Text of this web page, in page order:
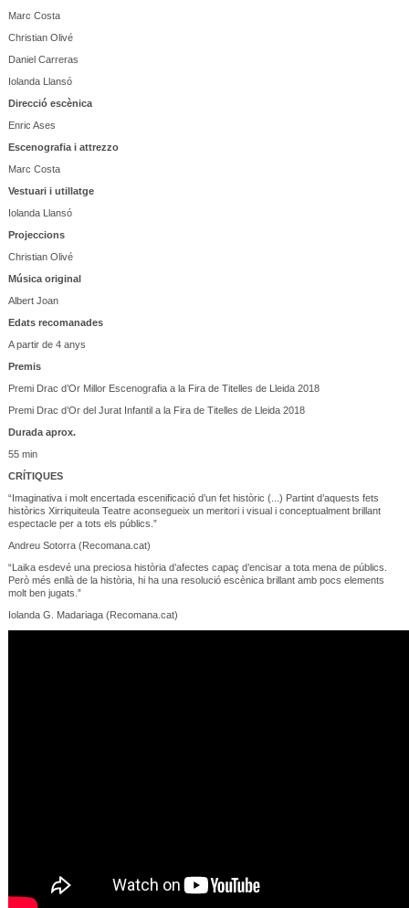
Marc Costa
Christian Olivé
Daniel Carreras
Iolanda Llansó
Direcció escènica
Enric Ases
Escenografia i attrezzo
Marc Costa
Vestuari i utillatge
Iolanda Llansó
Projeccions
Christian Olivé
Música original
Albert Joan
Edats recomanades
A partir de 4 anys
Premis
Premi Drac d’Or Millor Escenografia a la Fira de Titelles de Lleida 2018
Premi Drac d’Or del Jurat Infantil a la Fira de Titelles de Lleida 2018
Durada aprox.
55 min
CRÍTIQUES
“Imaginativa i molt encertada escenificació d’un fet històric (...) Partint d’aquests fets
històrics Xirriquiteula Teatre aconsegueix un meritori i visual i conceptualment brillant
espectacle per a tots els públics.”
Andreu Sotorra (Recomana.cat)
“Laika esdevé una preciosa història d’afectes capaç d’encisar a tota mena de públics.
Però més enllà de la història, hi ha una resolució escènica brillant amb pocs elements
molt ben jugats.”
Iolanda G. Madariaga (Recomana.cat)